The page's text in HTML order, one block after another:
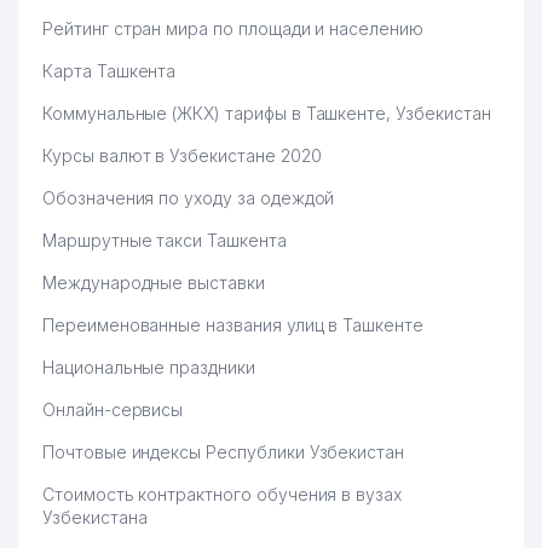
Рейтинг стран мира по площади и населению
Карта Ташкента
Коммунальные (ЖКХ) тарифы в Ташкенте, Узбекистан
Курсы валют в Узбекистане 2020
Обозначения по уходу за одеждой
Маршрутные такси Ташкента
Международные выставки
Переименованные названия улиц в Ташкенте
Национальные праздники
Онлайн-сервисы
Почтовые индексы Республики Узбекистан
Стоимость контрактного обучения в вузах
Узбекистана